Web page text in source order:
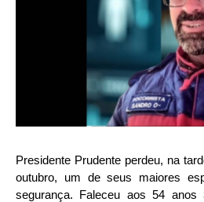
Presidente Prudente perdeu, na
outubro, um de seus maiores
segurança. Faleceu aos 54 anos